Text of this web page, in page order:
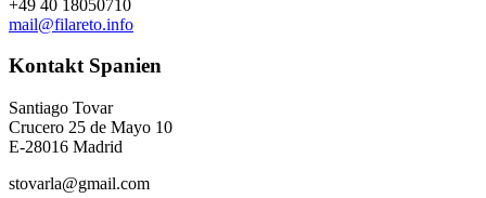
+49 40 18050710
mail@filareto.info
Kontakt Spanien
Santiago Tovar
Crucero 25 de Mayo 10
E-28016 Madrid
stovarla@gmail.com